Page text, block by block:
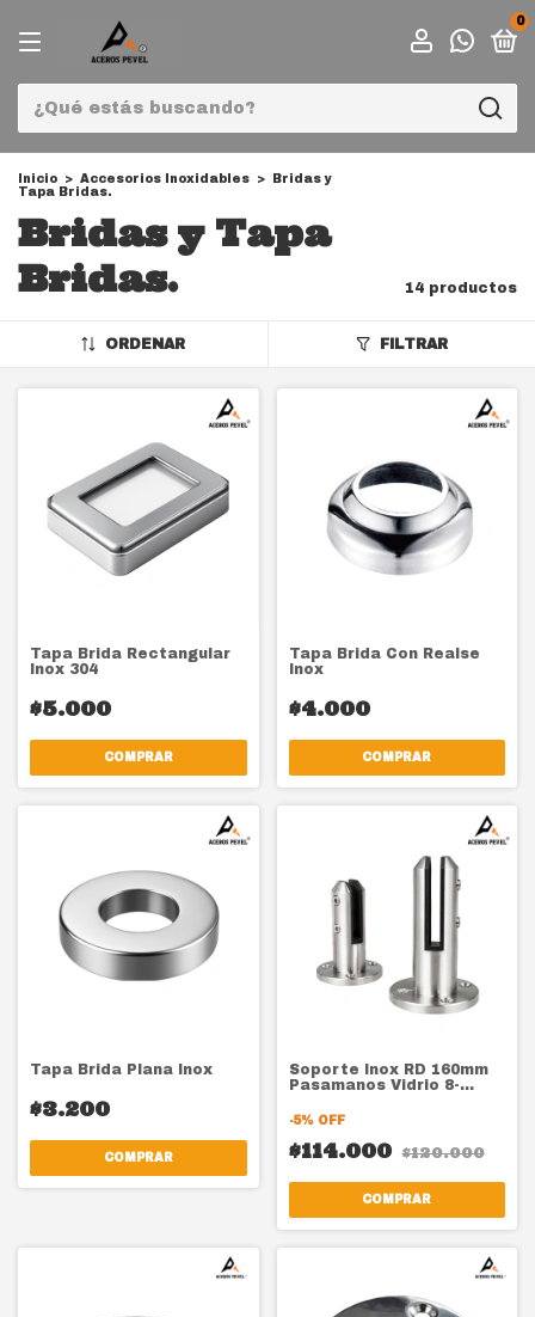
0
Inicio > Accesorios Inoxidables >
Bridas y
Tapa Bridas.
Bridas y Tapa
Bridas.
14 productos
ORDENAR FILTRAR
Tapa Brida Rectangular
Inox 304
$5.000
COMPRAR
Tapa Brida Con Realse
Inox
$4.000
COMPRAR
Tapa Brida Plana Inox
$3.200
COMPRAR
Soporte Inox RD 160mm
Pasamanos Vidrio 8-
-5% OFF
$114.000 $120.000